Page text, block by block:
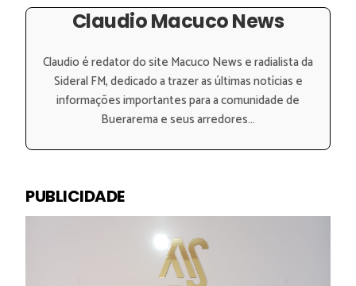
Claudio Macuco News
Claudio é redator do site Macuco News e radialista da
Sideral FM, dedicado a trazer as últimas notícias e
informações importantes para a comunidade de
Buerarema e seus arredores...
PUBLICIDADE